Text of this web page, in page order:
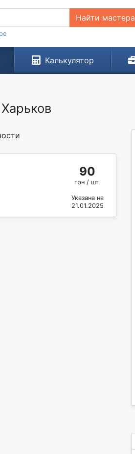
Найти мастера
Калькулятор
90
грн / шт.
Указана на
21.01.2025